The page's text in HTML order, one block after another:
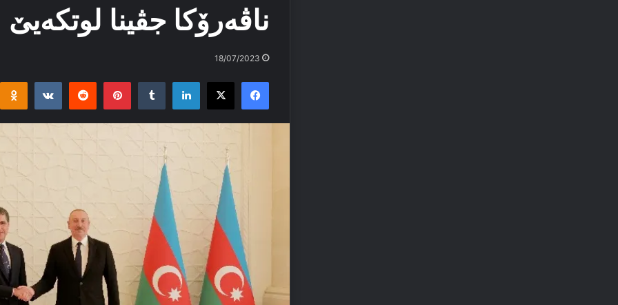
ناڤەرۆكا جڤینا لوتكەیێ
18/07/2023
Facebook
X
LinkedIn
Tumblr
Pinterest
Reddit